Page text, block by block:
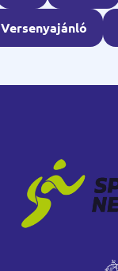
Versenyajánló